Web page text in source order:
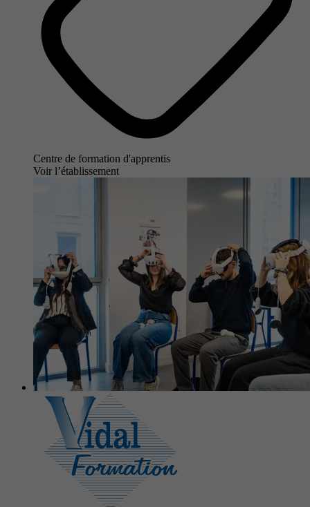
Centre de formation d'apprentis
Voir l’établissement